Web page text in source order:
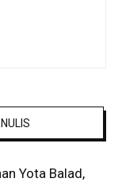
Yota Balad,